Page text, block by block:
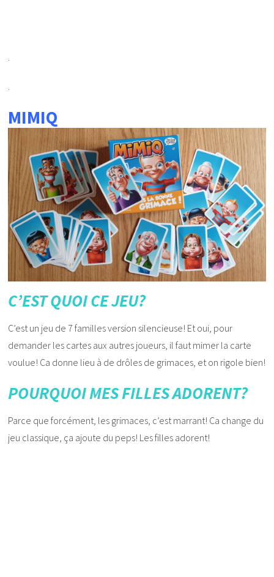
MIMIQ
C’EST QUOI CE JEU?
C’est un jeu de 7 familles version silencieuse! Et oui, pour
demander les cartes aux autres joueurs, il faut mimer la carte
voulue! Ca donne lieu à de drôles de grimaces, et on rigole bien!
POURQUOI MES FILLES ADORENT?
Parce que forcément, les grimaces, c’est marrant! Ca change du
jeu classique, ça ajoute du peps! Les filles adorent!